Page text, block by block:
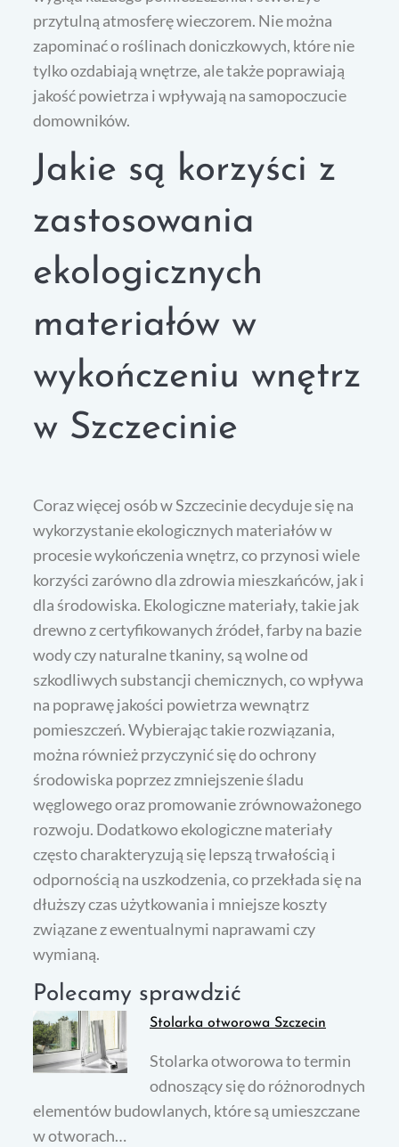
przytulną atmosferę wieczorem. Nie można
zapominać o roślinach doniczkowych, które nie
tylko ozdabiają wnętrze, ale także poprawiają
jakość powietrza i wpływają na samopoczucie
domowników.
Jakie są korzyści z
zastosowania
ekologicznych
materiałów w
wykończeniu wnętrz
w Szczecinie
Coraz więcej osób w Szczecinie decyduje się na
wykorzystanie ekologicznych materiałów w
procesie wykończenia wnętrz, co przynosi wiele
korzyści zarówno dla zdrowia mieszkańców, jak i
dla środowiska. Ekologiczne materiały, takie jak
drewno z certyfikowanych źródeł, farby na bazie
wody czy naturalne tkaniny, są wolne od
szkodliwych substancji chemicznych, co wpływa
na poprawę jakości powietrza wewnątrz
pomieszczeń. Wybierając takie rozwiązania,
można również przyczynić się do ochrony
środowiska poprzez zmniejszenie śladu
węglowego oraz promowanie zrównoważonego
rozwoju. Dodatkowo ekologiczne materiały
często charakteryzują się lepszą trwałością i
odpornością na uszkodzenia, co przekłada się na
dłuższy czas użytkowania i mniejsze koszty
związane z ewentualnymi naprawami czy
wymianą.
Polecamy sprawdzić
Stolarka otworowa Szczecin
Stolarka otworowa to termin
odnoszący się do różnorodnych
elementów budowlanych, które są umieszczane
w otworach…